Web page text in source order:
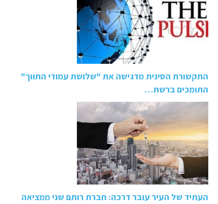
התקשורת הסינית מדגישה את "שלושת עמודי התווך"
התומכים ברשת…
העתיד של העיר עובר דרכה: חברת רותם שני ממציאה